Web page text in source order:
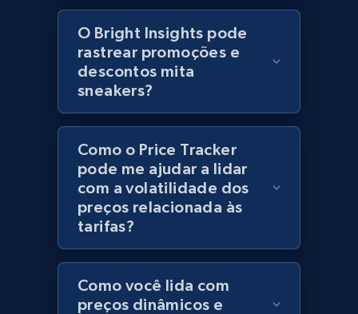
Zara - Products - discovery by category url
Category id, Product id, Product name, Price,
Currency, Colour code, Colour, Description, and
1.2K+ 208+ Comece agora
O Bright Insights pode
rastrear promoções e
descontos mita
sneakers?
Como o Price Tracker
pode me ajudar a lidar
com a volatilidade dos
preços relacionada às
tarifas?
Como você lida com
preços dinâmicos e